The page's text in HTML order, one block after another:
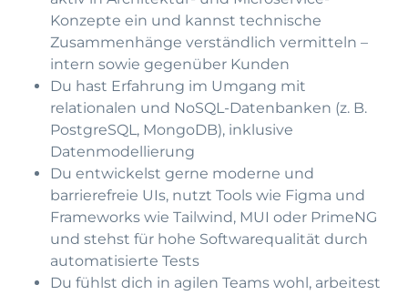
Konzepte ein und kannst technische
Zusammenhänge verständlich vermitteln –
intern sowie gegenüber Kunden
Du hast Erfahrung im Umgang mit
relationalen und NoSQL-Datenbanken (z. B.
PostgreSQL, MongoDB), inklusive
Datenmodellierung
Du entwickelst gerne moderne und
barrierefreie UIs, nutzt Tools wie Figma und
Frameworks wie Tailwind, MUI oder PrimeNG
und stehst für hohe Softwarequalität durch
automatisierte Tests
Du fühlst dich in agilen Teams wohl, arbeitest